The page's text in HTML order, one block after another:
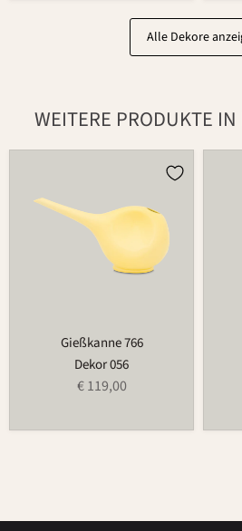
Alle Dekore
WEITERE PRODUKTE
Gießkanne 766
Dekor 056
€ 119,00